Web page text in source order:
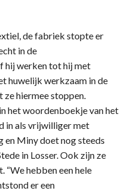
de fabriek stopte er
in de
hij werken tot hij met
huwelijk werkzaam in de
hiermee stoppen.
het woordenboekje van het
in als vrijwilliger met
en Miny doet nog steeds
in Losser. Ook zijn ze
hebben een hele
er een